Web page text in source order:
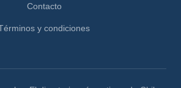
Contacto
y condiciones